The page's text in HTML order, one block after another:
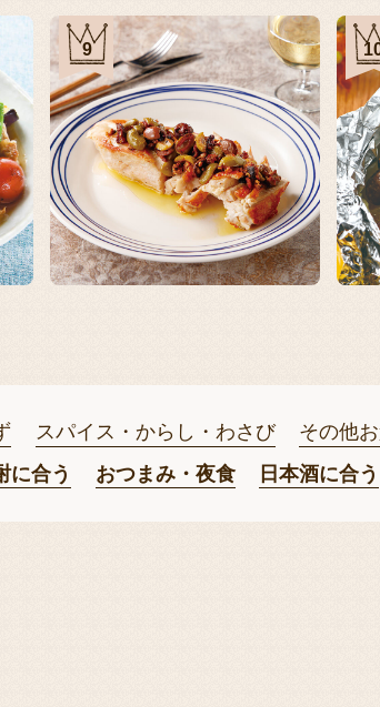
9
スパイス・からし・わさび
その他
に合う おつまみ・夜食 日本酒に合う